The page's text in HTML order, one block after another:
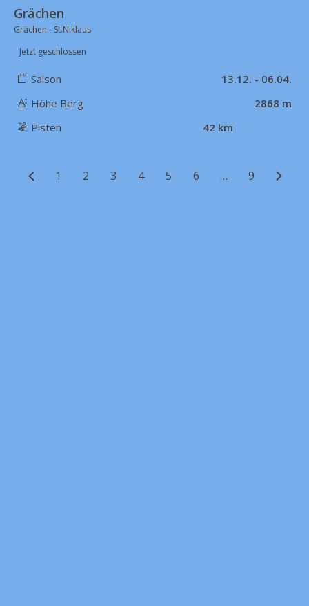
Grächen
Grächen - St.Niklaus
Jetzt geschlossen
Saison
13.12. - 06.04.
Höhe Berg
2868 m
Pisten
42 km
1 2 3 4 5 6 … 9